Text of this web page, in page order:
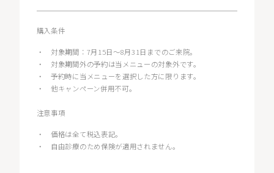
購入条件
・ 対象期間：7月15日～8月31日までのご来院。
・ 対象期間外の予約は当メニューの対象外です。
・予約時に当メニューを選択した方に限ります。
・他キャンペーン併用不可。
注意事項
・価格は全て税込表記。
・
自由診療のため保険が適用されません。